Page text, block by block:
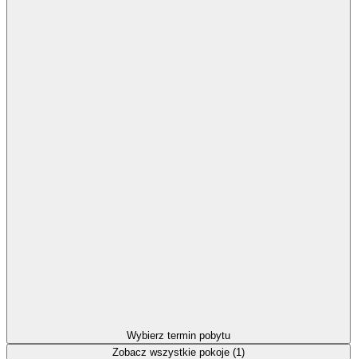
Wybierz termin pobytu
Zobacz wszystkie pokoje (1)